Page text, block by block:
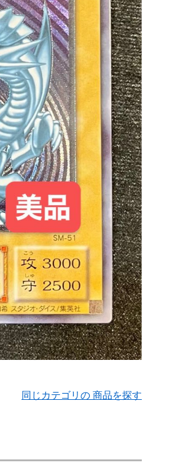
同じカテゴリの 商品を探す